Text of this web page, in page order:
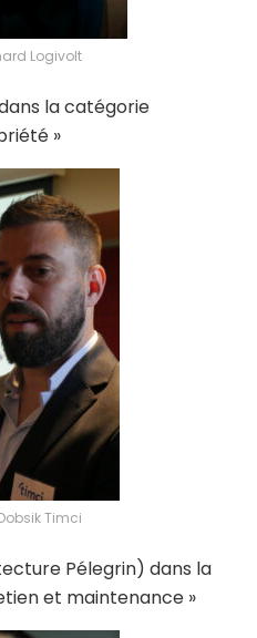
Logivolt
la catégorie
»
Timci
Pélegrin) dans la
et maintenance »